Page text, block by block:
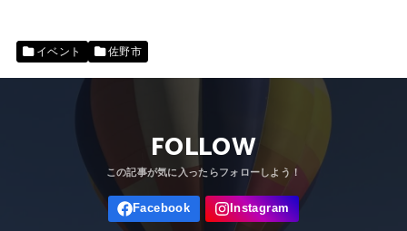
イベント 佐野市
FOLLOW